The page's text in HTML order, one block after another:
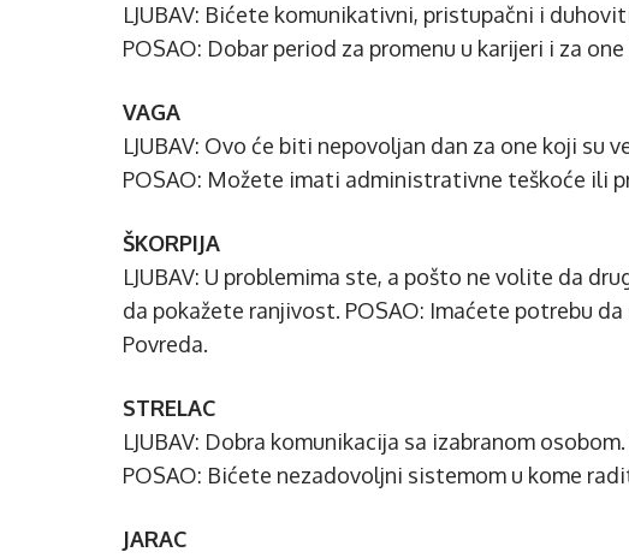
LJUBAV: Bićete komunikativni, pristupačni i
POSAO: Dobar period za promenu u karijeri i za
VAGA
LJUBAV: Ovo će biti nepovoljan dan za one koji su
POSAO: Možete imati administrativne teškoće ili
ŠKORPIJA
LJUBAV: U problemima ste, a pošto ne volite da
da pokažete ranjivost. POSAO: Imaćete potrebu
Povreda.
STRELAC
LJUBAV: Dobra komunikacija sa izabranom
POSAO: Bićete nezadovoljni sistemom u kome
JARAC